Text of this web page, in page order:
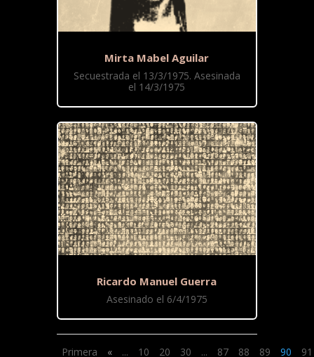
Mirta Mabel Aguilar
Secuestrada el 13/3/1975. Asesinada
el 14/3/1975
Ricardo Manuel Guerra
Asesinado el 6/4/1975
Primera « ... 10 20 30 ... 87 88 89 90 91